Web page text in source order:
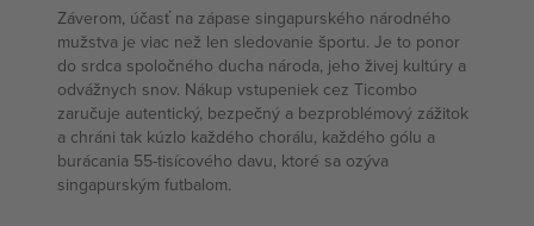
Záverom, účasť na zápase singapurského národného
mužstva je viac než len sledovanie športu. Je to ponor
do srdca spoločného ducha národa, jeho živej kultúry a
odvážnych snov. Nákup vstupeniek cez Ticombo
zaručuje autentický, bezpečný a bezproblémový zážitok
a chráni tak kúzlo každého chorálu, každého gólu a
burácania 55-tisícového davu, ktoré sa ozýva
singapurským futbalom.